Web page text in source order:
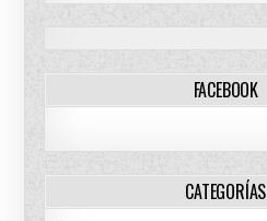
FACEBOOK
CATEGORÍAS